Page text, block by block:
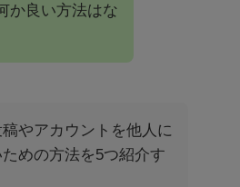
か良い方法はな
やアカウントを他人に
ための方法を5つ紹介す